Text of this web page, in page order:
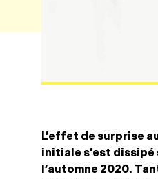
L’effet de surprise
initiale s’est
l’automne 2020.